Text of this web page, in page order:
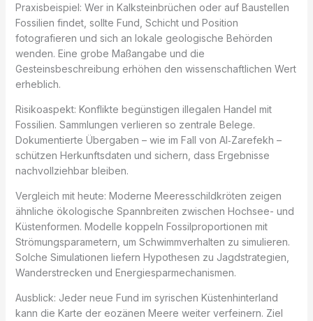
Praxisbeispiel: Wer in Kalksteinbrüchen oder auf Baustellen
Fossilien findet, sollte Fund, Schicht und Position
fotografieren und sich an lokale geologische Behörden
wenden. Eine grobe Maßangabe und die
Gesteinsbeschreibung erhöhen den wissenschaftlichen Wert
erheblich.
Risikoaspekt: Konflikte begünstigen illegalen Handel mit
Fossilien. Sammlungen verlieren so zentrale Belege.
Dokumentierte Übergaben – wie im Fall von Al‑Zarefekh –
schützen Herkunftsdaten und sichern, dass Ergebnisse
nachvollziehbar bleiben.
Vergleich mit heute: Moderne Meeresschildkröten zeigen
ähnliche ökologische Spannbreiten zwischen Hochsee- und
Küstenformen. Modelle koppeln Fossilproportionen mit
Strömungsparametern, um Schwimmverhalten zu simulieren.
Solche Simulationen liefern Hypothesen zu Jagdstrategien,
Wanderstrecken und Energiesparmechanismen.
Ausblick: Jeder neue Fund im syrischen Küstenhinterland
kann die Karte der eozänen Meere weiter verfeinern. Ziel